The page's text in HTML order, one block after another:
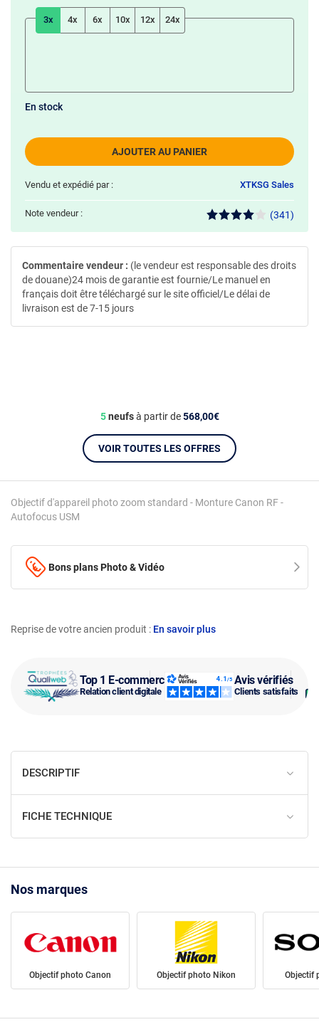
Top 1 E-commerce
Relation client digitale
Avis vérifiés
Clients satisfaits
Reprise de votre ancien produit : En savoir plus
Objectif d'appareil photo zoom standard - Monture Canon RF -
Autofocus USM
Bons plans Photo & Vidéo
3x 4x 6x 10x 12x 24x
AJOUTER AU PANIER
En stock
Vendu et expédié par : XTKSG Sales
Note vendeur : (341)
5neufsà partir de568,00€
VOIR TOUTES LES OFFRES
Commentaire vendeur : (le vendeur est responsable des droits
de douane)24 mois de garantie est fournie/Le manuel en
français doit être téléchargé sur le site officiel/Le délai de
livraison est de 7-15 jours
DESCRIPTIF
FICHE TECHNIQUE
Nos marques
Objectif photo Canon Objectif photo Nikon Objectif